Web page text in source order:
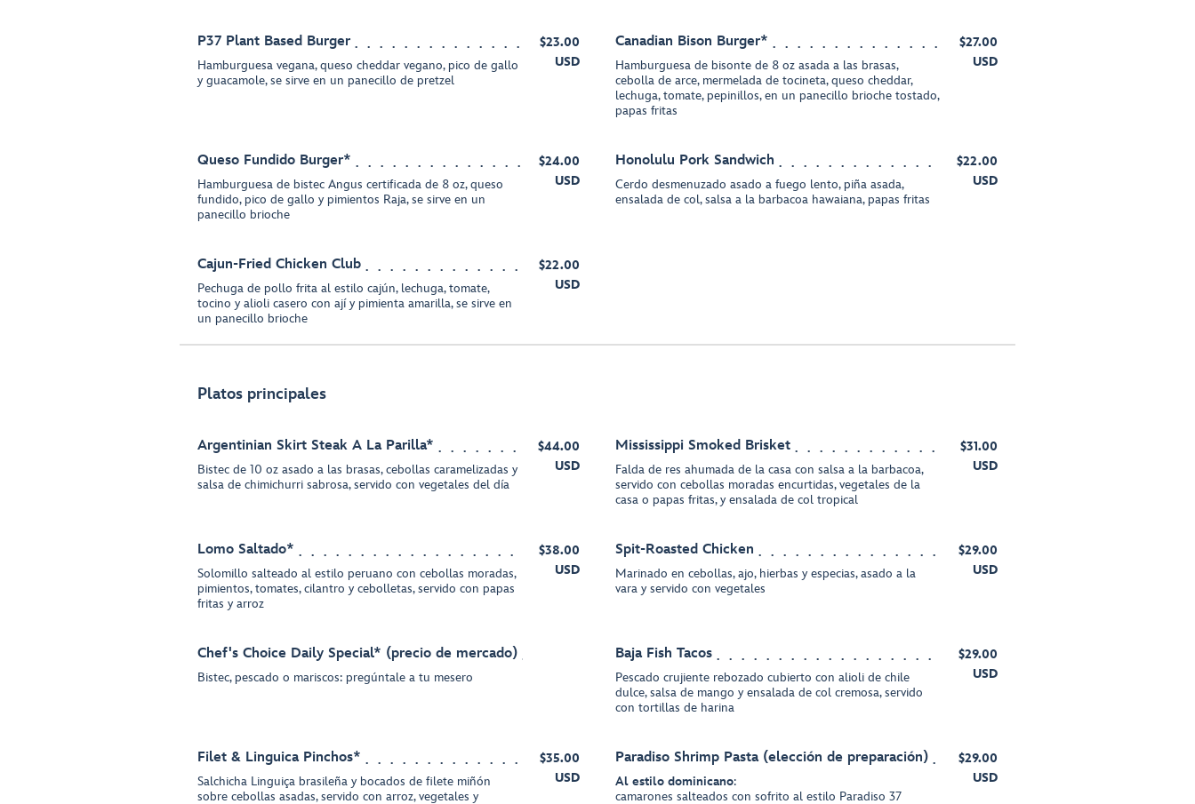
P37 Plant Based Burger
Hamburguesa vegana, queso cheddar vegano, pico de gallo
y guacamole, se sirve en un panecillo de pretzel
$23.00
USD
Canadian Bison Burger*
Hamburguesa de bisonte de 8 oz asada a las brasas,
cebolla de arce, mermelada de tocineta, queso cheddar,
lechuga, tomate, pepinillos, en un panecillo brioche tostado,
papas fritas
$27.00
USD
Queso Fundido Burger*
Hamburguesa de bistec Angus certificada de 8 oz, queso
fundido, pico de gallo y pimientos Raja, se sirve en un
panecillo brioche
$24.00
USD
Honolulu Pork Sandwich
Cerdo desmenuzado asado a fuego lento, piña asada,
ensalada de col, salsa a la barbacoa hawaiana, papas fritas
$22.00
USD
Cajun-Fried Chicken Club
Pechuga de pollo frita al estilo cajún, lechuga, tomate,
tocino y alioli casero con ají y pimienta amarilla, se sirve en
un panecillo brioche
$22.00
USD
Platos principales
Argentinian Skirt Steak A La Parilla*
Bistec de 10 oz asado a las brasas, cebollas caramelizadas y
salsa de chimichurri sabrosa, servido con vegetales del día
$44.00
USD
Mississippi Smoked Brisket
Falda de res ahumada de la casa con salsa a la barbacoa,
servido con cebollas moradas encurtidas, vegetales de la
casa o papas fritas, y ensalada de col tropical
$31.00
USD
Lomo Saltado*
Solomillo salteado al estilo peruano con cebollas moradas,
pimientos, tomates, cilantro y cebolletas, servido con papas
fritas y arroz
$38.00
USD
Spit-Roasted Chicken
Marinado en cebollas, ajo, hierbas y especias, asado a la
vara y servido con vegetales
$29.00
USD
Chef's Choice Daily Special* (precio de mercado)
Bistec, pescado o mariscos: pregúntale a tu mesero
Baja Fish Tacos
Pescado crujiente rebozado cubierto con alioli de chile
dulce, salsa de mango y ensalada de col cremosa, servido
con tortillas de harina
$29.00
USD
Filet & Linguica Pinchos*
Salchicha Linguiça brasileña y bocados de filete miñón
sobre cebollas asadas, servido con arroz, vegetales y
$35.00
USD
Paradiso Shrimp Pasta (elección de preparación)
Al estilo dominicano:
camarones salteados con sofrito al estilo Paradiso 37
$29.00
USD